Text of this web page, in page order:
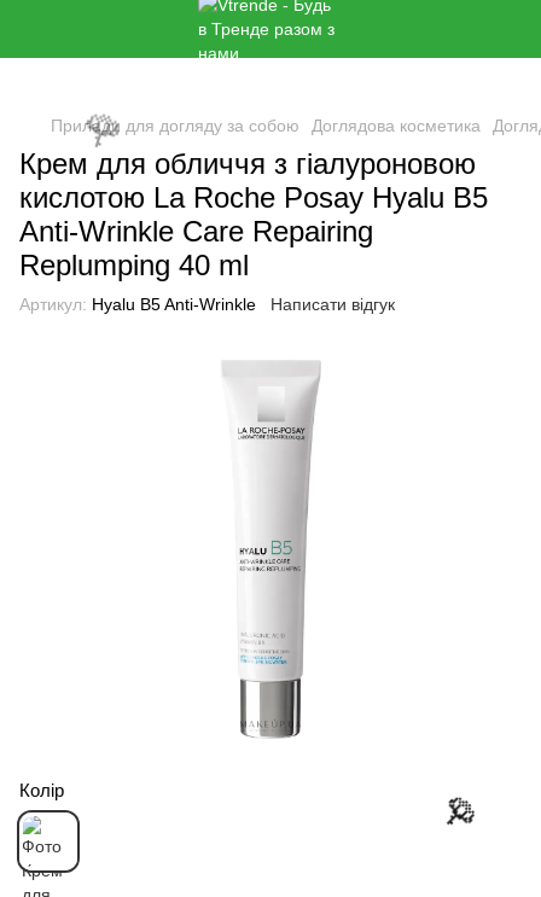
Прилади для догляду за собою Доглядова косметика
Крем для обличчя з гіалуроновою
кислотою La Roche Posay Hyalu B5
Anti-Wrinkle Care Repairing
Replumping 40 ml
Артикул: Hyalu B5 Anti-Wrinkle Написати відгук
Колір